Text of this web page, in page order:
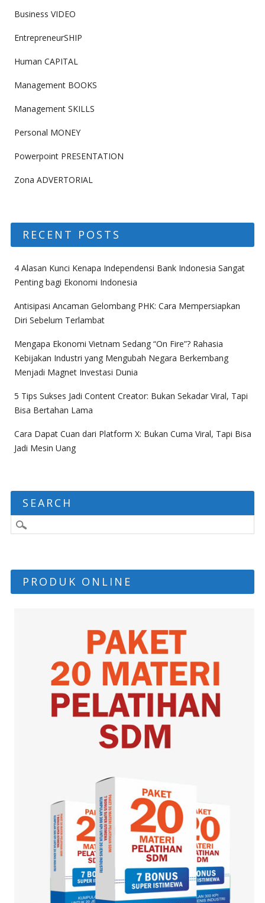
Business VIDEO
EntrepreneurSHIP
Human CAPITAL
Management BOOKS
Management SKILLS
Personal MONEY
Powerpoint PRESENTATION
Zona ADVERTORIAL
RECENT POSTS
4 Alasan Kunci Kenapa Independensi Bank Indonesia Sangat
Penting bagi Ekonomi Indonesia
Antisipasi Ancaman Gelombang PHK: Cara Mempersiapkan
Diri Sebelum Terlambat
Mengapa Ekonomi Vietnam Sedang “On Fire”? Rahasia
Kebijakan Industri yang Mengubah Negara Berkembang
Menjadi Magnet Investasi Dunia
5 Tips Sukses Jadi Content Creator: Bukan Sekadar Viral, Tapi
Bisa Bertahan Lama
Cara Dapat Cuan dari Platform X: Bukan Cuma Viral, Tapi Bisa
Jadi Mesin Uang
SEARCH
PRODUK ONLINE